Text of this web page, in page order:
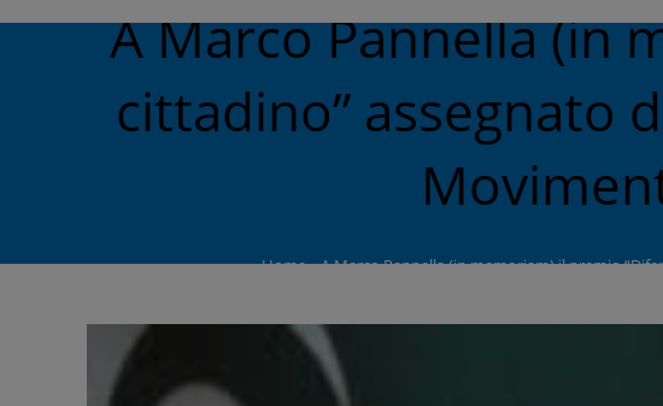
A Marco Pannella (in
cittadino” assegnato
Home»A Marco Pannella (in memoriam) il premio